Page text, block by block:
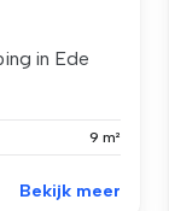
in Ede
9 m²
Bekijk meer